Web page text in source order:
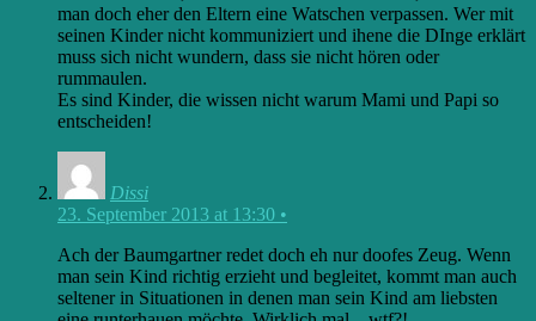
man doch eher den Eltern eine Watschen verpassen. Wer mit
seinen Kinder nicht kommuniziert und ihene die DInge erklärt
muss sich nicht wundern, dass sie nicht hören oder
rummaulen.
Es sind Kinder, die wissen nicht warum Mami und Papi so
entscheiden!
Dissi
23. September 2013 at 13:30 •
Ach der Baumgartner redet doch eh nur doofes Zeug. Wenn
man sein Kind richtig erzieht und begleitet, kommt man auch
seltener in Situationen in denen man sein Kind am liebsten